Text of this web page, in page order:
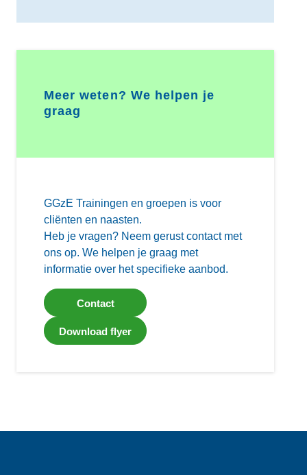
Meer weten? We helpen je
graag
GGzE Trainingen en groepen is voor
cliënten en naasten.
Heb je vragen? Neem gerust contact met
ons op. We helpen je graag met
informatie over het specifieke aanbod.
Contact
Download flyer